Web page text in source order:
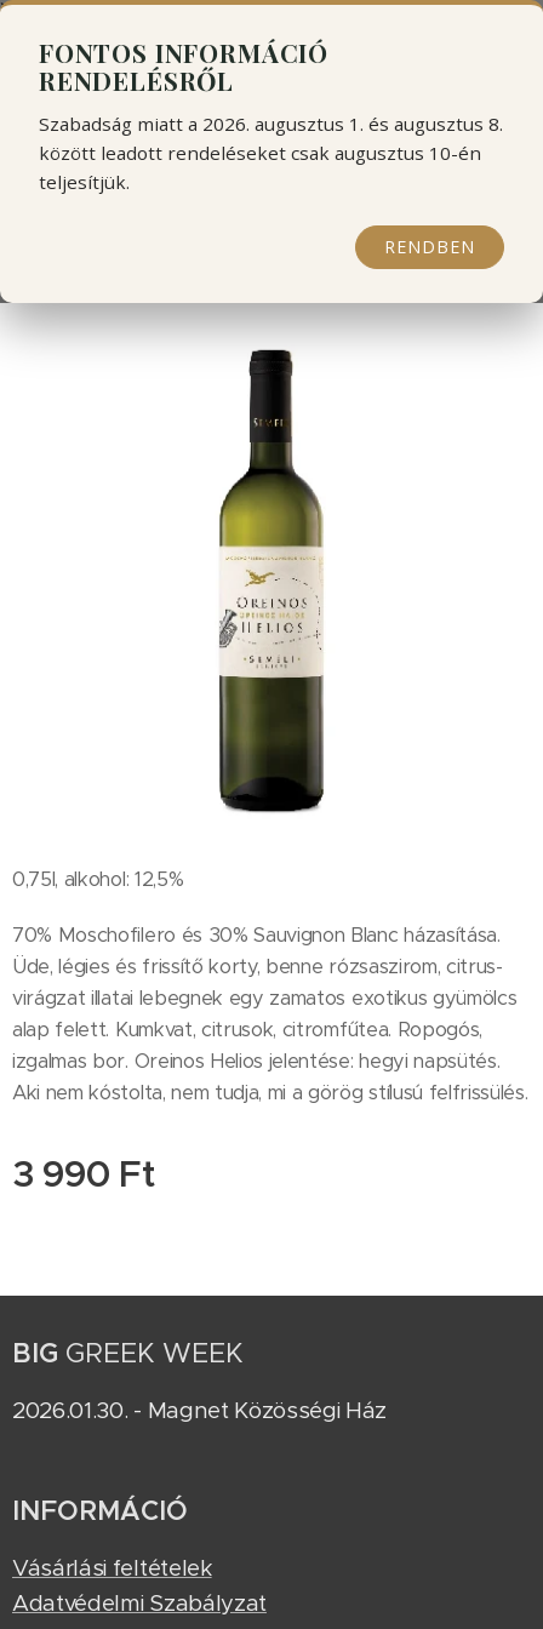
```html
FONTOS INFORMÁCIÓ
RENDELÉSRŐL
Szabadság miatt a 2026. augusztus 1. és augusztus 8.
között leadott rendeléseket csak augusztus 10-én
teljesítjük.
RENDBEN
Seméli Oreinos Helios fehér
0,75l, alkohol: 12,5%
70% Moschofilero és 30% Sauvignon Blanc házasítása.
Üde, légies és frissítő korty, benne rózsaszirom, citrus-
virágzat illatai lebegnek egy zamatos exotikus gyümölcs
alap felett. Kumkvat, citrusok, citromfűtea. Ropogós,
izgalmas bor. Oreinos Helios jelentése: hegyi napsütés.
Aki nem kóstolta, nem tudja, mi a görög stílusú felfrissülés.
3 990 Ft
BIG GREEK WEEK
2026.01.30. - Magnet Közösségi Ház
INFORMÁCIÓ
Vásárlási feltételek
Adatvédelmi Szabályzat